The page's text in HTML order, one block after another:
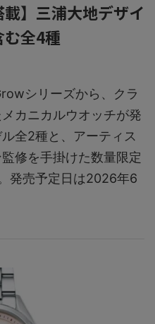
】三浦大地デザイ
む全4種
シリーズから、クラ
カニカルウオッチが発
全2種と、アーティス
修を手掛けた数量限定
発売予定日は2026年6